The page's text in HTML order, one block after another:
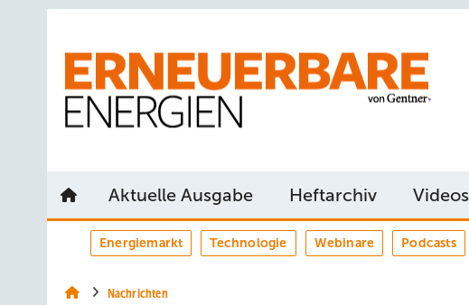
Aktuelle Ausgabe Heftarchiv Videos
Energiemarkt Technologie Webinare Podcasts
Nachrichten